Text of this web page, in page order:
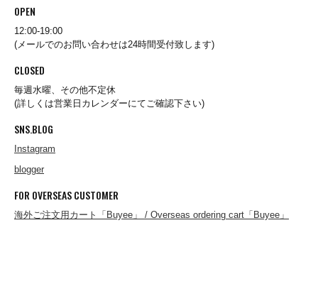
FERNANDO GOMEZ
FLEURS DE BAGNE
OPEN
12:00-19:00
(メールでのお問い合わせは24時間受付致します)
CLOSED
毎週水曜、その他不定休
(詳しくは営業日カレンダーにてご確認下さい)
SNS.BLOG
Instagram
blogger
FOR OVERSEAS CUSTOMER
海外ご注文用カート「Buyee」 / Overseas ordering cart「Buyee」